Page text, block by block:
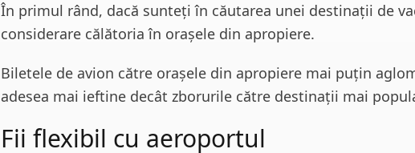
În primul rând, dacă sunteți în căutarea unei destinații de
considerare călătoria în orașele din apropiere.
Biletele de avion către orașele din apropiere mai puțin
adesea mai ieftine decât zborurile către destinații mai
Fii flexibil cu aeroportul